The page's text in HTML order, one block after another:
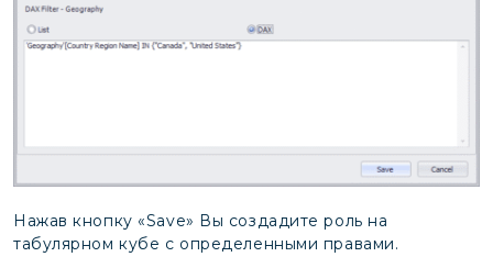
Нажав кнопку «Save» Вы создадите роль на
табулярном кубе с определенными правами.